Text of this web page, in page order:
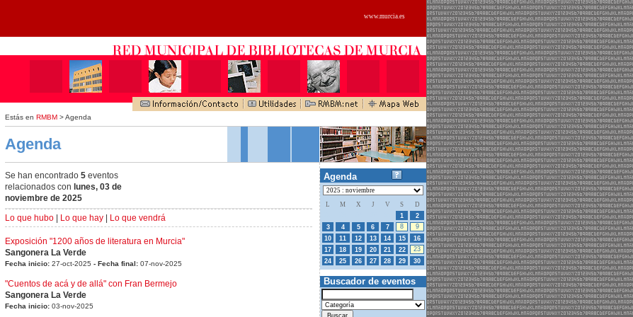
www.murcia.es
Estás en RMBM > Agenda
Agenda
Se han encontrado 5 eventos
relacionados con lunes, 03 de
noviembre de 2025
Lo que hubo
Lo que hay Lo que vendrá
Exposición "1200 años de literatura en Murcia"
Sangonera La Verde
Fecha inicio: 27-oct-2025 - Fecha final: 07-nov-2025
"Cuentos de acá y de allá" con Fran Bermejo
Sangonera La Verde
Fecha inicio: 03-nov-2025
Agenda
L M X J V S
D
1
2
3
4 5 6 7 8
9
10
11 12 13 14 15
16
17
18 19 20 21 22
23
24
25 26 27 28 29 30
Buscador de eventos